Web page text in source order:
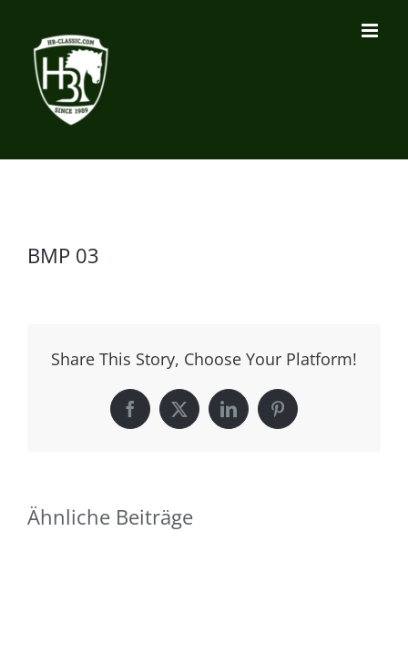
Inhalt
springen
BMP 03
Share This Story, Choose Your Platform!
Facebook
X LinkedInPinterest
Ähnliche Beiträge